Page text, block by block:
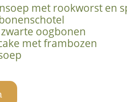
met rookworst en
oogbonen
met frambozen